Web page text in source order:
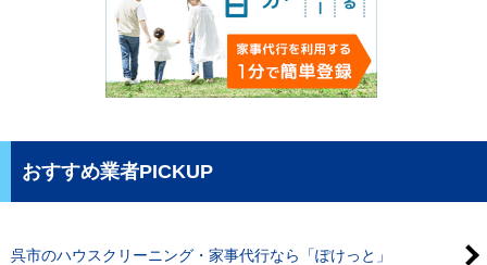
おすすめ業者PICKUP
呉市のハウスクリーニング・家事代行なら「ぽけっと」